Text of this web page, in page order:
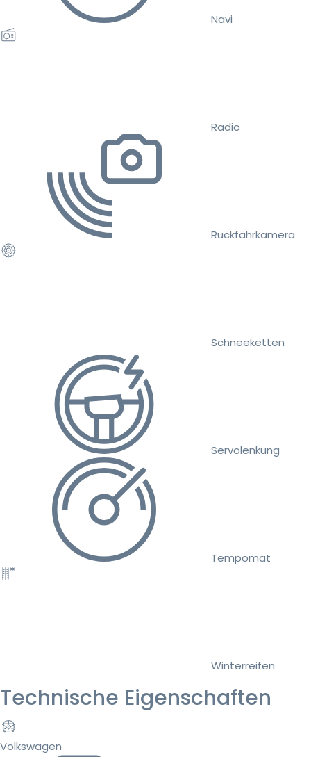
Navi
Radio
Rückfahrkamera
Schneeketten
Servolenkung
Tempomat
Winterreifen
Technische Eigenschaften
Volkswagen